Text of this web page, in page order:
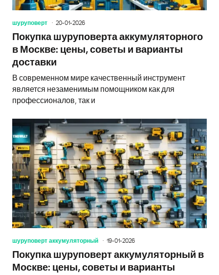
шуруповерт 20-01-2026
Покупка шуруповерта аккумуляторного
в Москве: цены, советы и варианты
доставки
В современном мире качественный инструмент
является незаменимым помощником как для
профессионалов, так и
шуруповерт аккумуляторный 19-01-2026
Покупка шуруповерт аккумуляторный в
Москве: цены, советы и варианты